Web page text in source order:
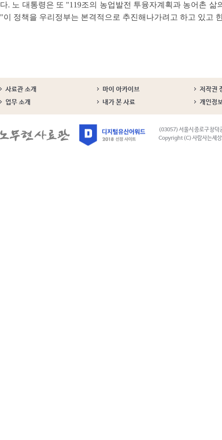
다. 노 대통령은 또 "119조의 농업발전 투융자계획과 농어촌
"이 정책을 우리정부는 본격적으로 추진해나가려고 하고 있고
사료관 소개 마이 아카이브
저작권
업무 소개
내가 본 사료 개인정
(03057) 서울시 종로구 창덕
Copyright (C) 사람사는세